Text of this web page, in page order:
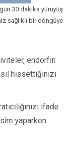
30 dakika yürüyüş
sağlıklı bir döngüye
endorfin
hissettiğinizi
ifade
yaparken